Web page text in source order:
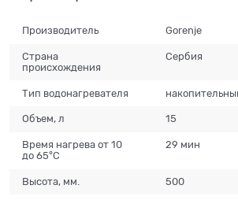
Производитель Gorenje
Страна
происхождения
Сербия
Тип водонагревателя
Объем, л 15
Время нагрева от 10
до 65°C
29 мин
Высота, мм. 500